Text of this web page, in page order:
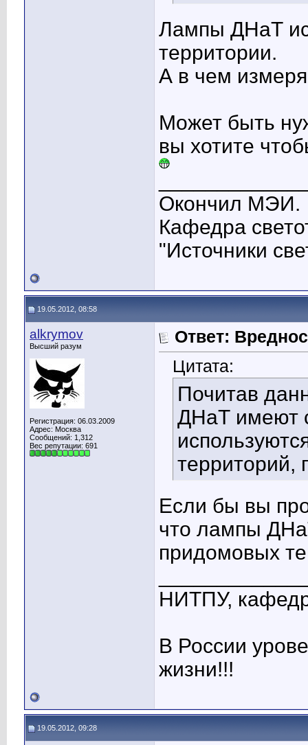
Лампы ДНаТ
территории.
А в чем
Может быть
вы хотите
Окончил МЭИ.
Кафедра
"Источники
19.05.2012, 08:58
alkrymov
Высший разум
Регистрация: 06.03.2009
Адрес: Москва
Сообщений: 1,312
Вес репутации: 691
Ответ:
Цитата:
Почитав
ДНаТ имеют
территорий,
Если бы вы
что лампы
придомовых
НИТПУ,
В России
жизни!!!
19.05.2012, 09:28